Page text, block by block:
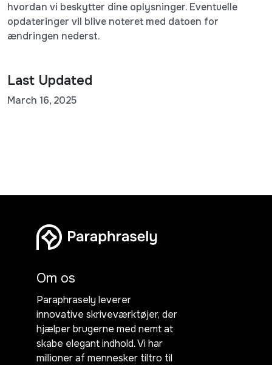
hvordan vi beskytter dine oplysninger. Eventuelle
opdateringer vil blive noteret med datoen for
ændringen nederst.
Last Updated
March 16, 2025
Om os
Paraphrasely leverer
innovative skriveværktøjer, der
hjælper brugerne med nemt at
skabe elegant indhold. Vi har
millioner af mennesker tiltro til